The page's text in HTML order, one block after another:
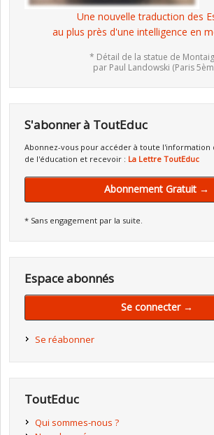
Une nouvelle traduction des
au plus près d'une intelligence en
* Détail de la statue de
par Paul Landowski (Paris
S'abonner à ToutEduc
Abonnez-vous pour accéder à toute l'information
de l'éducation et recevoir : La Lettre ToutEduc
Abonnement Gratuit →
* Sans engagement par la suite.
Espace abonnés
Se connecter →
Se réabonner
ToutEduc
Qui sommes-nous ?